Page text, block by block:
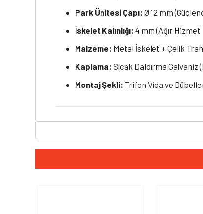
Park Ünitesi Çapı: Ø 12 mm
İskelet Kalınlığı: 4 mm (Ağır
Malzeme: Metal İskelet + Çelik
Kaplama: Sıcak Daldırma Galvaniz
Montaj Şekli: Trifon Vida ve